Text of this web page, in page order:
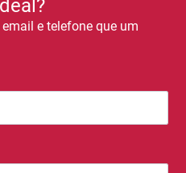
e telefone que um